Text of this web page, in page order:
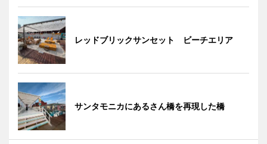
レッドブリックサンセット ビーチエリア
サンタモニカにあるさん橋を再現した橋